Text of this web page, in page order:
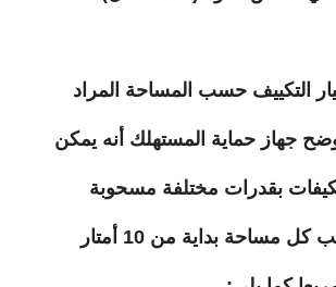
التكييف حسب المساحة المراد
جهاز حماية المستهلك أنه يمكن
بقدرات مختلفة مسحوبة
قوه حصان حسب كل مساحة بداية من 10 أمتار